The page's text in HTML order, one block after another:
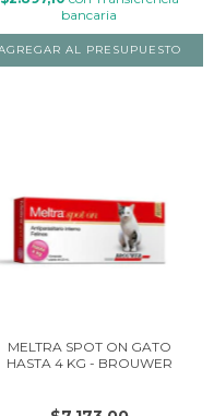
bancaria
MELTRA SPOT ON GATO
HASTA 4 KG - BROUWER